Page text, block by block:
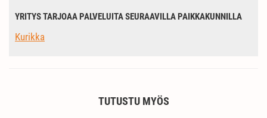
YRITYS TARJOAA PALVELUITA SEURAAVILLA PAIKKAKUNNILLA
Kurikka
TUTUSTU MYÖS